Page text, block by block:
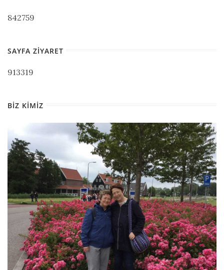
842759
SAYFA ZIYARET
913319
BIZ KIMIZ